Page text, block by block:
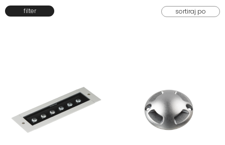
filter